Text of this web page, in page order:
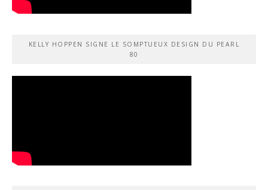
KELLY HOPPEN SIGNE LE SOMPTUEUX DESIGN DU PEARL
80